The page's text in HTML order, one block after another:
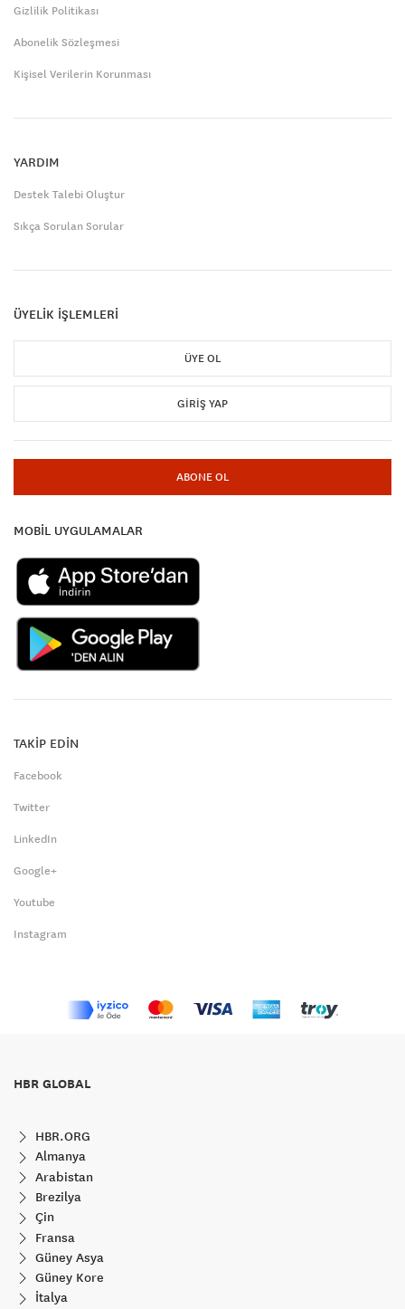
Gizlilik Politikası
Abonelik Sözleşmesi
Kişisel Verilerin Korunması
YARDIM
Destek Talebi Oluştur
Sıkça Sorulan Sorular
ÜYELİK İŞLEMLERİ
ÜYE OL
GIRIŞ YAP
ABONE OL
MOBİL UYGULAMALAR
TAKİP EDİN
Facebook
Twitter
LinkedIn
Google+
Youtube
Instagram
HBR GLOBAL
HBR.ORG
Almanya
Arabistan
Brezilya
Çin
Fransa
Güney Asya
Güney Kore
İtalya